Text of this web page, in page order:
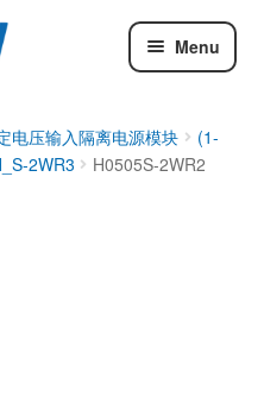
Menu
电压输入隔离电源模块
(1-
2WR3 H0505S-2WR2